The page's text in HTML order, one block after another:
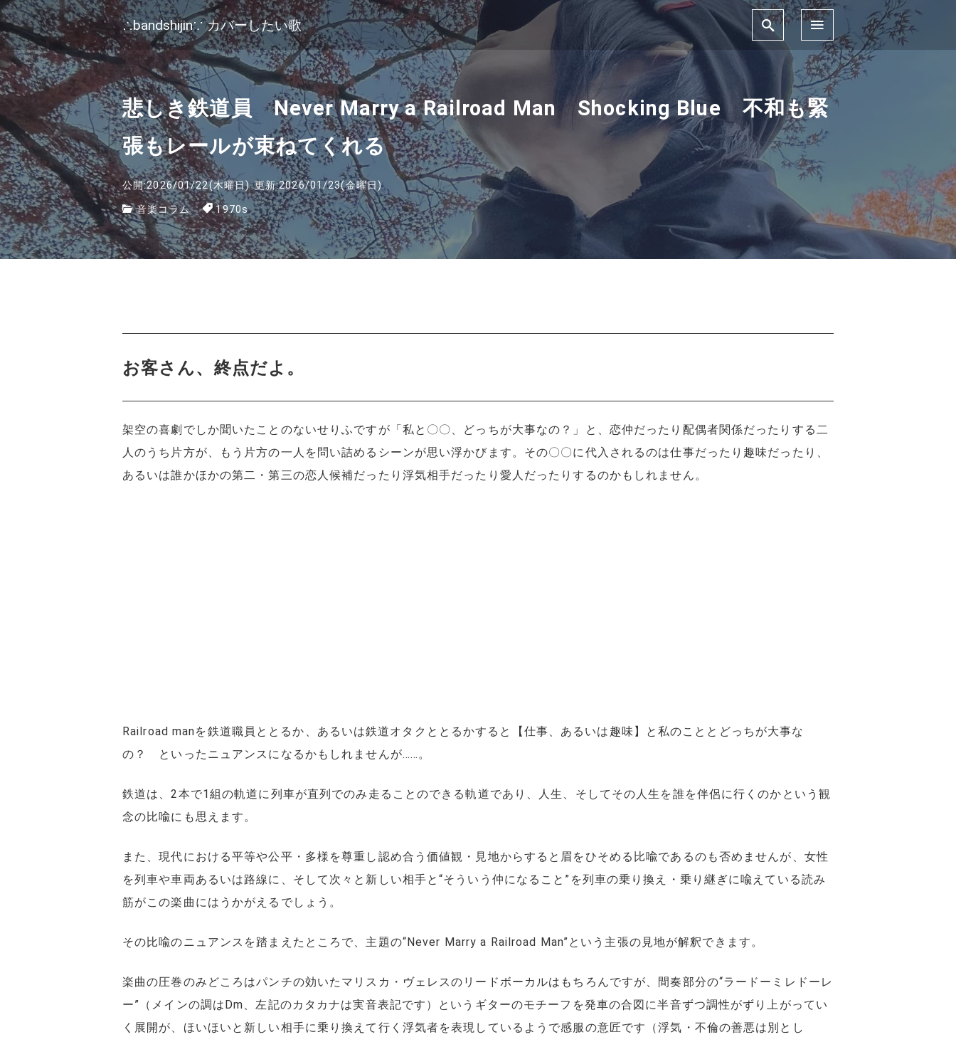
∴bandshijin∵ カバーしたい歌
悲しき鉄道員 Never Marry a Railroad Man Shocking Blue 不和も緊
張もレールが束ねてくれる
公開:2026/01/22(木曜日) 更新:2026/01/23(金曜日)
音楽コラム
1970s
お客さん、終点だよ。
架空の喜劇でしか聞いたことのないせりふですが「私と〇〇、どっちが大事なの？」と、恋仲だったり配偶者関係だったりする二
人のうち片方が、もう片方の一人を問い詰めるシーンが思い浮かびます。その〇〇に代入されるのは仕事だったり趣味だったり、
あるいは誰かほかの第二・第三の恋人候補だったり浮気相手だったり愛人だったりするのかもしれません。
Railroad manを鉄道職員ととるか、あるいは鉄道オタクととるかすると【仕事、あるいは趣味】と私のこととどっちが大事な
の？ といったニュアンスになるかもしれませんが……。
鉄道は、2本で1組の軌道に列車が直列でのみ走ることのできる軌道であり、人生、そしてその人生を誰を伴侶に行くのかという観
念の比喩にも思えます。
また、現代における平等や公平・多様を尊重し認め合う価値観・見地からすると眉をひそめる比喩であるのも否めませんが、女性
を列車や車両あるいは路線に、そして次々と新しい相手と“そういう仲になること”を列車の乗り換え・乗り継ぎに喩えている読み
筋がこの楽曲にはうかがえるでしょう。
その比喩のニュアンスを踏まえたところで、主題の“Never Marry a Railroad Man”という主張の見地が解釈できます。
楽曲の圧巻のみどころはパンチの効いたマリスカ・ヴェレスのリードボーカルはもちろんですが、間奏部分の“ラードーミレドーレ
ー”（メインの調はDm、左記のカタカナは実音表記です）というギターのモチーフを発車の合図に半音ずつ調性がずり上がってい
く展開が、ほいほいと新しい相手に乗り換えて行く浮気者を表現しているようで感服の意匠です（浮気・不倫の善悪は別とし